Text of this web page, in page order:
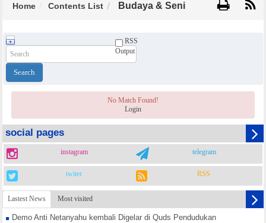
Home Contents List Budaya & Seni
RSS
Output
No Match Found!
Login
social pages
instagram telegram
twiter RSS
Lastest News Most visited
Demo Anti Netanyahu kembali Digelar di Quds Pendudukan